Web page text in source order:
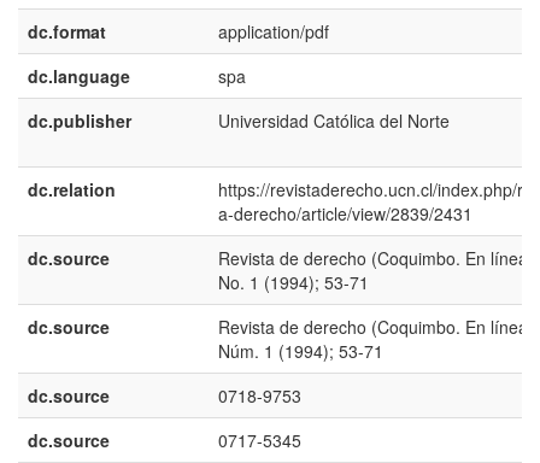
dc.format
application/pdf
dc.language
spa
dc.publisher
Universidad Católica del Norte
dc.relation
https://revistaderecho.ucn.cl/index.php/
a-derecho/article/view/2839/2431
dc.source
Revista de derecho (Coquimbo. En línea);
No. 1 (1994); 53-71
dc.source
Revista de derecho (Coquimbo. En línea);
Núm. 1 (1994); 53-71
dc.source
0718-9753
dc.source
0717-5345